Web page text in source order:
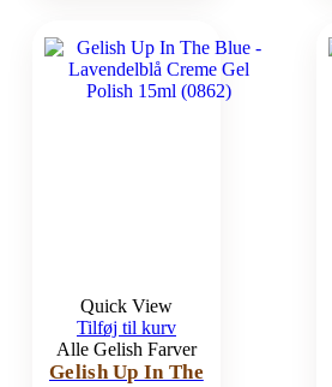
Quick View
Tilføj til kurv
Alle Gelish Farver
Gelish Up In The